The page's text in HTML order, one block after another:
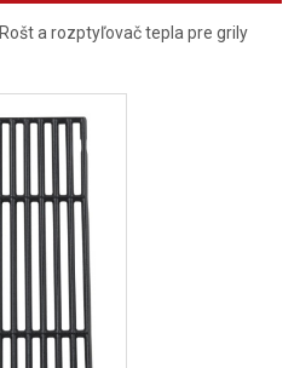
Rošt a rozptyľovač tepla pre grily